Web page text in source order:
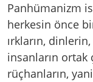
Panhümanizm
herkesin önce
ırkların,
insanların ortak
rüçhanların,